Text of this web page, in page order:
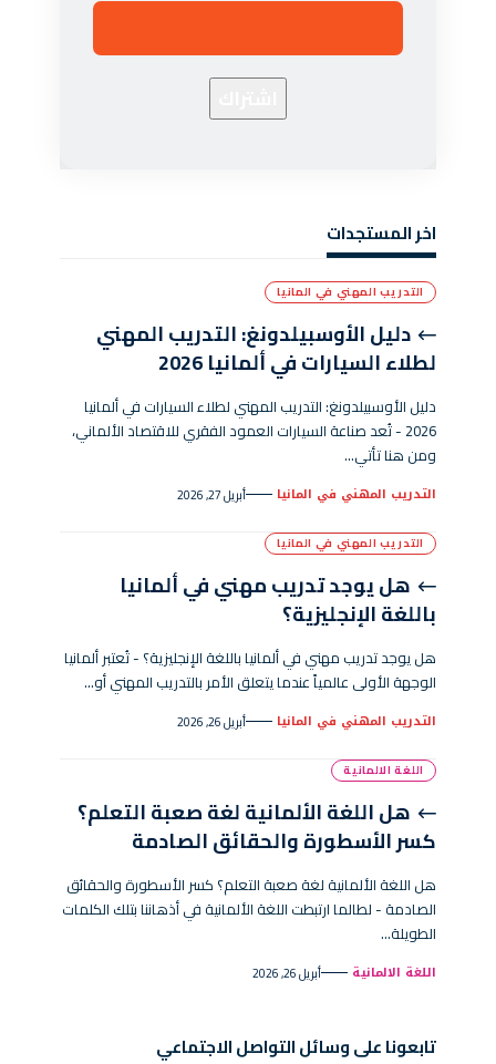
اخر المستجدات
التدريب المهني في المانيا
دليل الأوسبيلدونغ: التدريب المهني
لطلاء السيارات في ألمانيا 2026
دليل الأوسبيلدونغ: التدريب المهني لطلاء السيارات في ألمانيا
2026 - تُعد صناعة السيارات العمود الفقري للاقتصاد الألماني،
ومن هنا تأتي…
التدريب المهني في المانيا أبريل 27, 2026
التدريب المهني في المانيا
هل يوجد تدريب مهني في ألمانيا
باللغة الإنجليزية؟
هل يوجد تدريب مهني في ألمانيا باللغة الإنجليزية؟ - تُعتبر ألمانيا
الوجهة الأولى عالمياً عندما يتعلق الأمر بالتدريب المهني أو…
التدريب المهني في المانيا أبريل 26, 2026
اللغة الالمانية
هل اللغة الألمانية لغة صعبة التعلم؟
كسر الأسطورة والحقائق الصادمة
هل اللغة الألمانية لغة صعبة التعلم؟ كسر الأسطورة والحقائق
الصادمة - لطالما ارتبطت اللغة الألمانية في أذهاننا بتلك الكلمات
الطويلة…
اللغة الالمانية أبريل 26, 2026
تابعونا على وسائل التواصل الاجتماعي